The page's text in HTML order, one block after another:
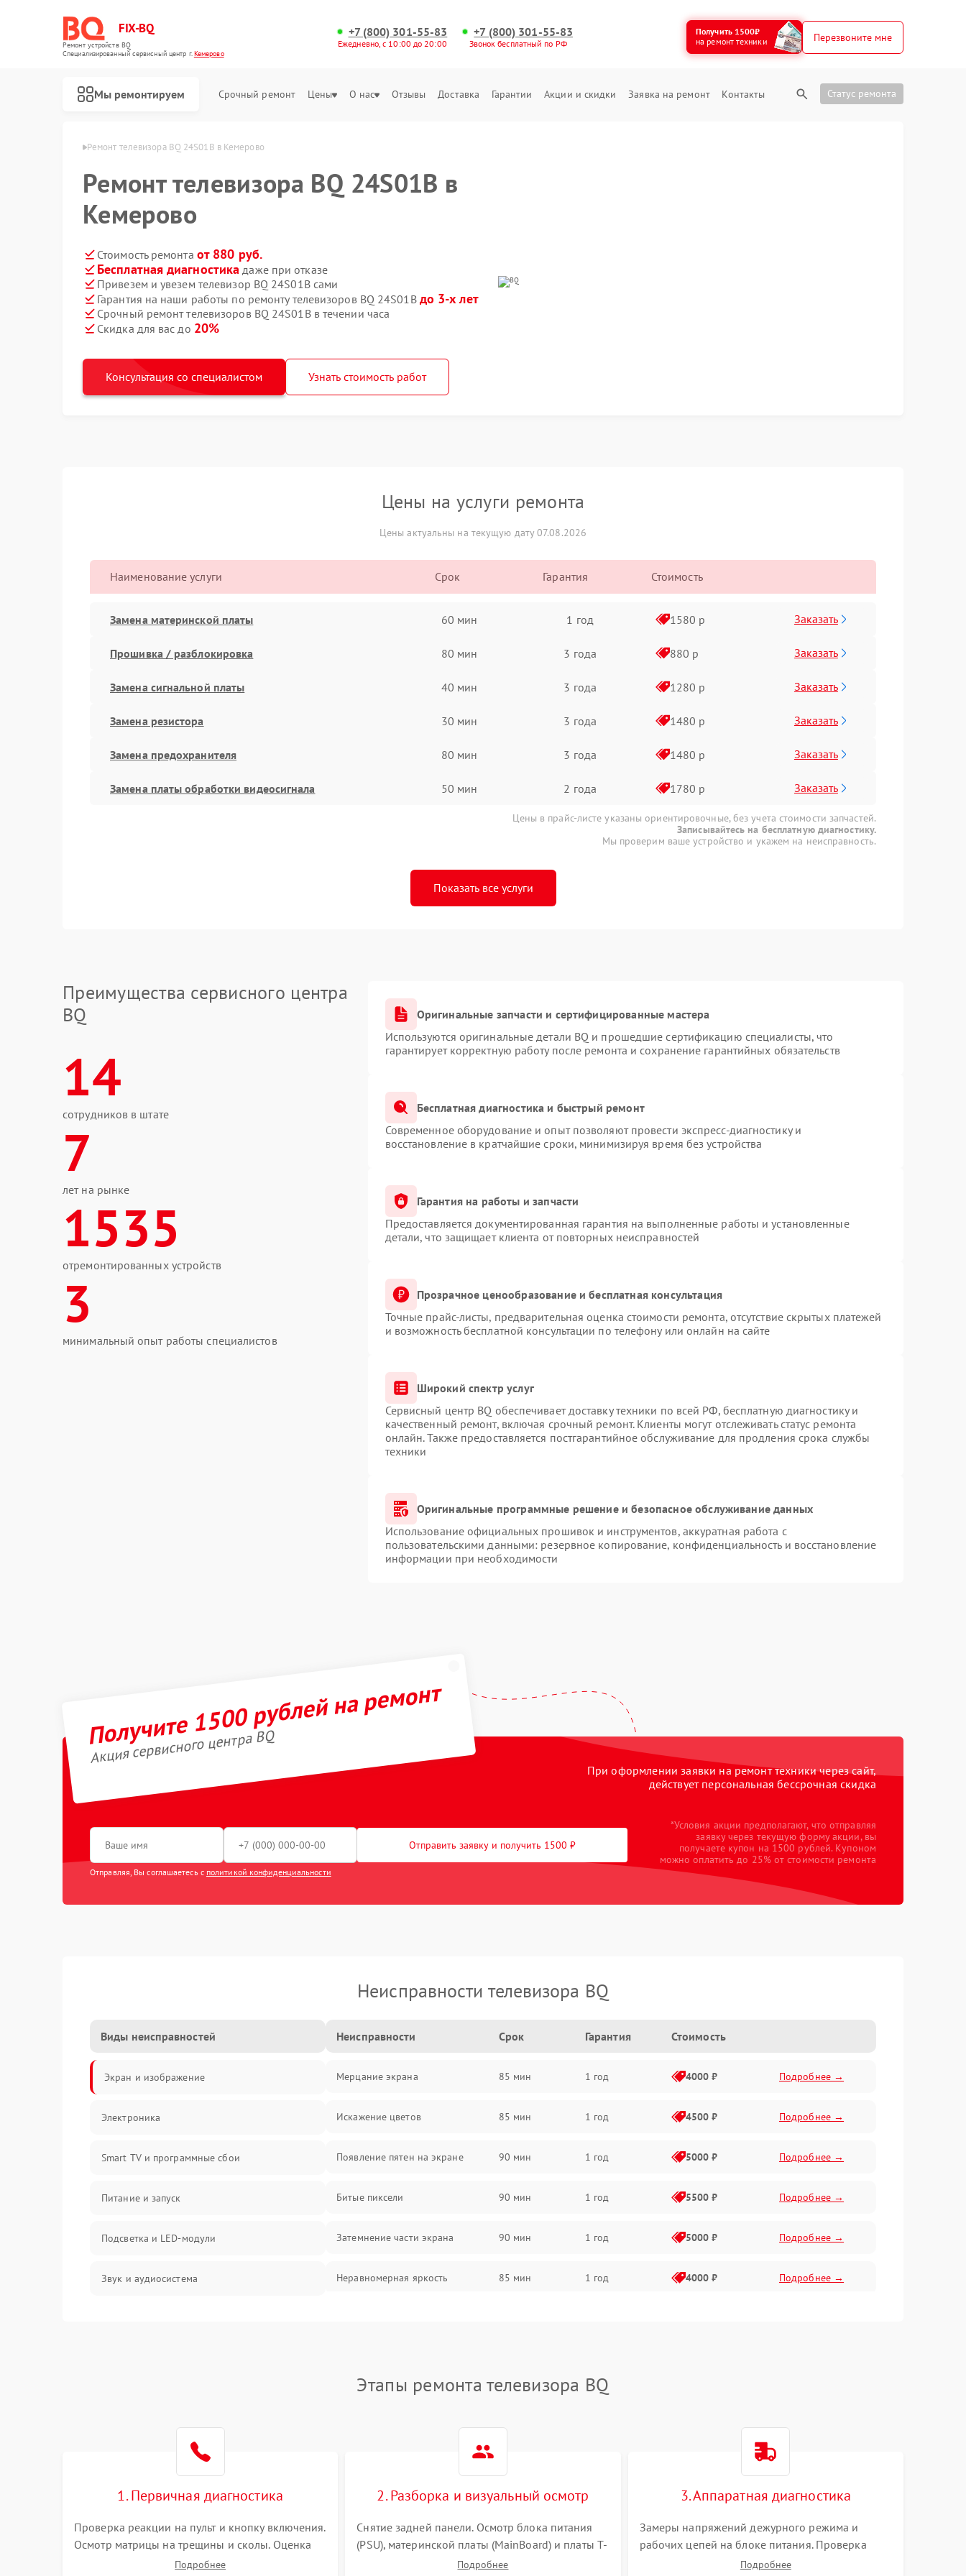
FIX-BQ
Ремонт устройств BQ
Специализированный cервисный центр г.Кемерово
+7 (800) 301-55-83
Ежедневно, с 10:00 до 20:00
+7 (800) 301-55-83
Звонок бесплатный по РФ
Получить 1500₽
на ремонт техники
Перезвоните мне
Мы ремонтируем Срочный ремонт Цены О нас Отзывы Доставка Гарантии Акции и скидки Заявка на ремонт Контакты Статус ремонта
Ремонт телевизора BQ 24S01B в Кемерово
Ремонт телевизора BQ 24S01B в
Кемерово
Стоимость ремонта от 880 руб.
Бесплатная диагностика даже при отказе
Привезем и увезем телевизор BQ 24S01B сами
Гарантия на наши работы по ремонту телевизоров BQ 24S01B до 3-х лет
Срочный ремонт телевизоров BQ 24S01B в течении часа
Скидка для вас до 20%
Консультация со специалистом Узнать стоимость работ
Цены на услуги ремонта
Цены актуальны на текущую дату 07.08.2026
Наименование услуги Срок Гарантия Стоимость
Замена материнской платы 60 мин 1 год 1580 р Заказать
Прошивка / разблокировка 80 мин 3 года 880 р Заказать
Замена сигнальной платы 40 мин 3 года 1280 р Заказать
Замена резистора 30 мин 3 года 1480 р Заказать
Замена предохранителя 80 мин 3 года 1480 р Заказать
Замена платы обработки видеосигнала 50 мин 2 года 1780 р Заказать
Цены в прайс-листе указаны ориентировочные, без учета стоимости запчастей.
Записывайтесь на бесплатную диагностику.
Мы проверим ваше устройство и укажем на неисправность.
Показать все услуги
Преимущества сервисного центра
BQ
14
сотрудников в штате
7
лет на рынке
1535
отремонтированных устройств
3
минимальный опыт работы специалистов
Оригинальные запчасти и сертифицированные мастера
Используются оригинальные детали BQ и прошедшие сертификацию специалисты, что
гарантирует корректную работу после ремонта и сохранение гарантийных обязательств
Бесплатная диагностика и быстрый ремонт
Современное оборудование и опыт позволяют провести экспресс-диагностику и
восстановление в кратчайшие сроки, минимизируя время без устройства
Гарантия на работы и запчасти
Предоставляется документированная гарантия на выполненные работы и установленные
детали, что защищает клиента от повторных неисправностей
Прозрачное ценообразование и бесплатная консультация
Точные прайс-листы, предварительная оценка стоимости ремонта, отсутствие скрытых платежей
и возможность бесплатной консультации по телефону или онлайн на сайте
Широкий спектр услуг
Сервисный центр BQ обеспечивает доставку техники по всей РФ, бесплатную диагностику и
качественный ремонт, включая срочный ремонт. Клиенты могут отслеживать статус ремонта
онлайн. Также предоставляется постгарантийное обслуживание для продления срока службы
техники
Оригинальные программные решение и безопасное обслуживание данных
Использование официальных прошивок и инструментов, аккуратная работа с
пользовательскими данными: резервное копирование, конфиденциальность и восстановление
информации при необходимости
Получите 1500 рублей на ремонт
Акция сервисного центра BQ
При оформлении заявки на ремонт техники через сайт,
действует персональная бессрочная скидка
Отправить заявку и получить 1500 ₽
Отправляя, Вы соглашаетесь с политикой конфиденциальности
*Условия акции предполагают, что отправляя
заявку через текущую форму акции, вы
получаете купон на 1500 рублей. Купоном
можно оплатить до 25% от стоимости ремонта
Неисправности телевизора BQ
Виды неисправностей
Экран и изображение
Электроника
Smart TV и программные сбои
Питание и запуск
Подсветка и LED-модули
Звук и аудиосистема
Программное обеспечение
Корпус и механика
Сеть и подключения
Неисправности Срок Гарантия Стоимость
Мерцание экрана 85 мин 1 год 4000 ₽ Подробнее →
Искажение цветов 85 мин 1 год 4500 ₽ Подробнее →
Появление пятен на экране 90 мин 1 год 5000 ₽ Подробнее →
Битые пиксели 90 мин 1 год 5500 ₽ Подробнее →
Затемнение части экрана 90 мин 1 год 5000 ₽ Подробнее →
Неравномерная яркость 85 мин 1 год 4000 ₽ Подробнее →
Этапы ремонта телевизора BQ
1. Первичная диагностика
Проверка реакции на пульт и кнопку включения.
Осмотр матрицы на трещины и сколы. Оценка
звука, наличия подсветки и индикаторов
Подробнее
2. Разборка и визуальный осмотр
Снятие задней панели. Осмотр блока питания
(PSU), материнской платы (MainBoard) и платы T-
Con на вздутые конденсаторы, прогары,
Подробнее
3. Аппаратная диагностика
Замеры напряжений дежурного режима и
рабочих цепей на блоке питания. Проверка
видеосигналов на плате T-Con с помощью
Подробнее